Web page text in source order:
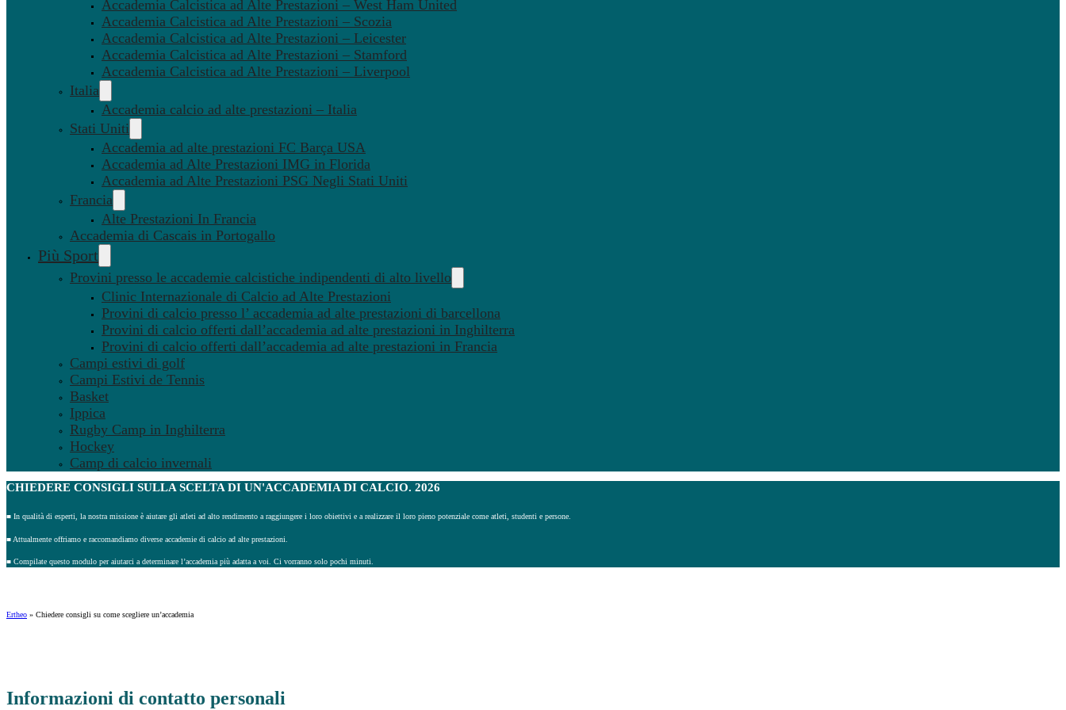
Accademia Calcistica ad Alte Prestazioni – West Ham United
Accademia Calcistica ad Alte Prestazioni – Scozia
Accademia Calcistica ad Alte Prestazioni – Leicester
Accademia Calcistica ad Alte Prestazioni – Stamford
Accademia Calcistica ad Alte Prestazioni – Liverpool
Italia
Accademia calcio ad alte prestazioni – Italia
Stati Uniti
Accademia ad alte prestazioni FC Barça USA
Accademia ad Alte Prestazioni IMG in Florida
Accademia ad Alte Prestazioni PSG Negli Stati Uniti
Francia
Alte Prestazioni In Francia
Accademia di Cascais in Portogallo
Più Sport
Provini presso le accademie calcistiche indipendenti di alto livello
Clinic Internazionale di Calcio ad Alte Prestazioni
Provini di calcio presso l’ accademia ad alte prestazioni di barcellona
Provini di calcio offerti dall’accademia ad alte prestazioni in Inghilterra
Provini di calcio offerti dall’accademia ad alte prestazioni in Francia
Campi estivi di golf
Campi Estivi de Tennis
Basket
Ippica
Rugby Camp in Inghilterra
Hockey
Camp di calcio invernali
CHIEDERE CONSIGLI SULLA SCELTA DI UN'ACCADEMIA DI CALCIO. 2026
■ In qualità di esperti, la nostra missione è aiutare gli atleti ad alto rendimento a raggiungere i loro obiettivi e a realizzare il loro pieno potenziale come atleti, studenti e persone.
■ Attualmente offriamo e raccomandiamo diverse accademie di calcio ad alte prestazioni.
■ Compilate questo modulo per aiutarci a determinare l’accademia più adatta a voi. Ci vorranno solo pochi minuti.
Ertheo » Chiedere consigli su come scegliere un’accademia
Informazioni di contatto personali